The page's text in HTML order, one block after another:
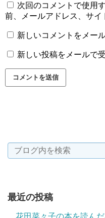
次回のコメントで使用
前、メールアドレス、サイ
新しいコメントをメー
新しい投稿をメールで
最近の投稿
花田菜々子の本を読ん